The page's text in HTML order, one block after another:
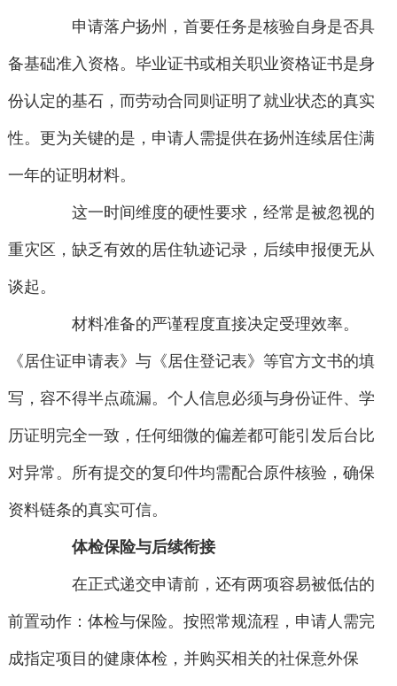
申请落户扬州，首要任务是核验自身是否具
备基础准入资格。毕业证书或相关职业资格证书是身
份认定的基石，而劳动合同则证明了就业状态的真实
性。更为关键的是，申请人需提供在扬州连续居住满
一年的证明材料。
这一时间维度的硬性要求，经常是被忽视的
重灾区，缺乏有效的居住轨迹记录，后续申报便无从
谈起。
材料准备的严谨程度直接决定受理效率。
《居住证申请表》与《居住登记表》等官方文书的填
写，容不得半点疏漏。个人信息必须与身份证件、学
历证明完全一致，任何细微的偏差都可能引发后台比
对异常。所有提交的复印件均需配合原件核验，确保
资料链条的真实可信。
体检保险与后续衔接
在正式递交申请前，还有两项容易被低估的
前置动作：体检与保险。按照常规流程，申请人需完
成指定项目的健康体检，并购买相关的社保意外保